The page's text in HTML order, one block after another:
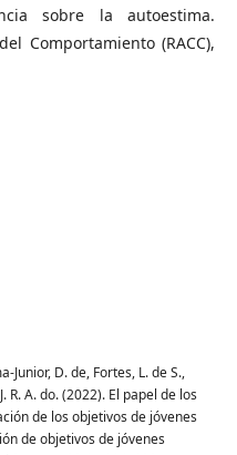
sobre la autoestima.
Comportamiento (RACC),
Junior, D. de, Fortes, L. de S.,
R. A. do. (2022). El papel de los
de los objetivos de jóvenes
de objetivos de jóvenes